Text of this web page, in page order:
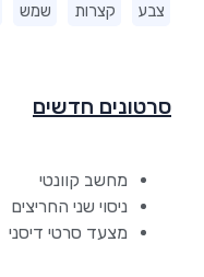
צבע קצרות שמש
סרטונים חדשים
מחשב קוונטי
ניסוי שני החריצים
מצעד סרטי דיסני